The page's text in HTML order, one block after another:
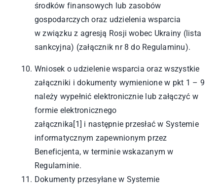
środków finansowych lub zasobów
gospodarczych oraz udzielenia wsparcia
w związku z agresją Rosji wobec Ukrainy (lista
sankcyjna) (załącznik nr 8 do Regulaminu).
Wniosek o udzielenie wsparcia oraz wszystkie
załączniki i dokumenty wymienione w pkt 1 – 9
należy wypełnić elektronicznie lub załączyć w
formie elektronicznego
załącznika[1] i następnie przesłać w Systemie
informatycznym zapewnionym przez
Beneficjenta, w terminie wskazanym w
Regulaminie.
Dokumenty przesyłane w Systemie